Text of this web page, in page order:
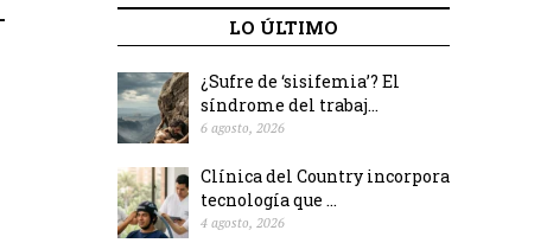
LO ÚLTIMO
¿Sufre de ‘sisifemia’? El
síndrome del trabaj...
6 agosto, 2026
Clínica del Country incorpora
tecnología que ...
4 agosto, 2026